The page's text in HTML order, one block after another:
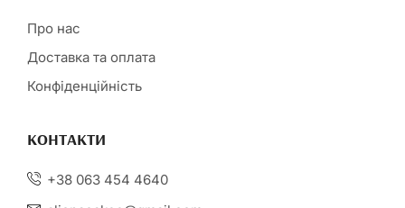
Про нас
Доставка та оплата
Конфіденційність
КОНТАКТИ
+38 063 454 4640